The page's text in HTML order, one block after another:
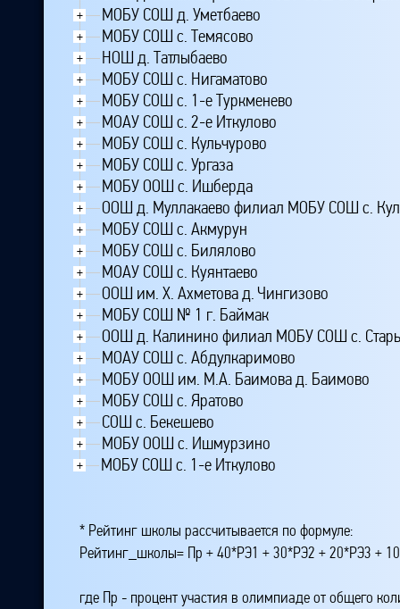
+ МОБУ СОШ д. Уметбаево
+ МОБУ СОШ с. Темясово
+ НОШ д. Татлыбаево
+ МОБУ СОШ с. Нигаматово
+ МОБУ СОШ с. 1-е Туркменево
+ МОАУ СОШ с. 2-е Иткулово
+ МОБУ СОШ с. Кульчурово
+ МОБУ СОШ с. Ургаза
+ МОБУ ООШ с. Ишберда
+ ООШ д. Муллакаево филиал МОБУ СОШ с.
+ МОБУ СОШ с. Акмурун
+ МОБУ СОШ с. Билялово
+ МОАУ СОШ с. Куянтаево
+ ООШ им. Х. Ахметова д. Чингизово
+ МОБУ СОШ № 1 г. Баймак
+ ООШ д. Калинино филиал МОБУ СОШ с.
+ МОАУ СОШ с. Абдулкаримово
+ МОБУ ООШ им. М.А. Баимова д. Баимово
+ МОБУ СОШ с. Яратово
+ СОШ с. Бекешево
+ МОБУ ООШ с. Ишмурзино
+ МОБУ СОШ с. 1-е Иткулово
* Рейтинг школы рассчитывается по формуле:
Рейтинг_школы= Пр + 40*РЭ1 + 30*РЭ2 + 20*РЭ3 +
где Пр - процент участия в олимпиаде от общего